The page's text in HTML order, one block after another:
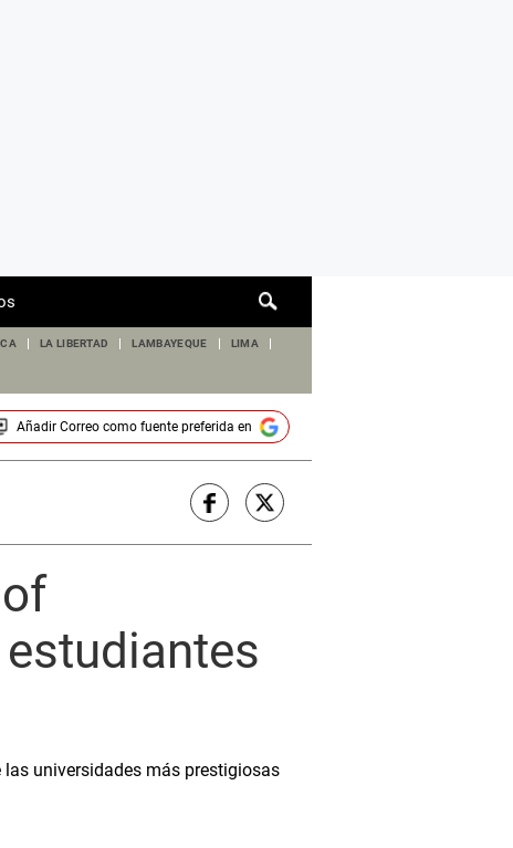
de
LA LIBERTAD LAMBAYEQUE LIMA
Añadir Correocomo fuente preferida en
universidades más prestigiosas